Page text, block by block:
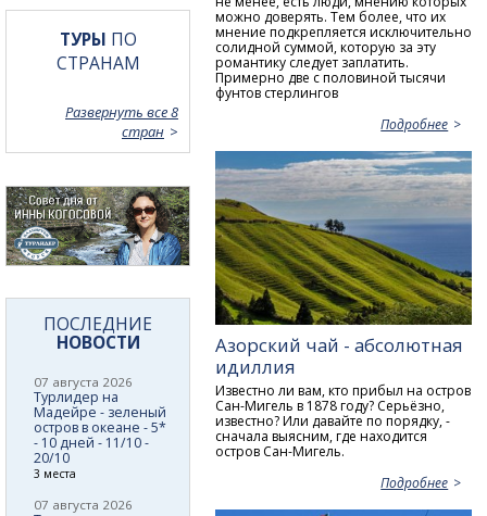
можно доверять. Тем более, что их
мнение подкрепляется исключительно
солидной суммой, которую за эту
романтику следует заплатить.
Примерно две с половиной тысячи
фунтов стерлингов
Подробнее
Азорский чай - абсолютная
идиллия
Известно ли вам, кто прибыл на остров
Сан-Мигель в 1878 году? Серьёзно,
известно? Или давайте по порядку, -
сначала выясним, где находится
остров Сан-Мигель.
Подробнее
ТУРЫ ПО
СТРАНАМ
Развернуть все 8
стран
ПОСЛЕДНИЕ
НОВОСТИ
07 августа 2026
Турлидер на
Мадейре - зеленый
остров в океане - 5*
- 10 дней - 11/10 -
20/10
3 места
07 августа 2026